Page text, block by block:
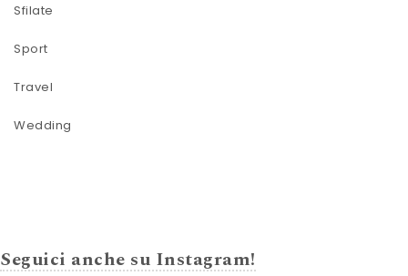
Sfilate
Sport
Travel
Wedding
Seguici anche su Instagram!